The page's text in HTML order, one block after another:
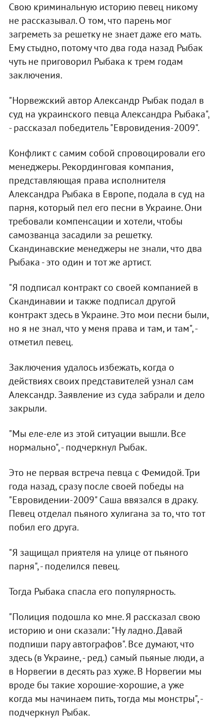
Свою криминальную историю певец никому
не рассказывал. О том, что парень мог
загреметь за решетку не знает даже его мать.
Ему стыдно, потому что два года назад Рыбак
чуть не приговорил Рыбака к трем годам
заключения.
"Норвежский автор Александр Рыбак подал в
суд на украинского певца Александра Рыбака",
- рассказал победитель "Евровидения-2009".
Конфликт с самим собой спровоцировали его
менеджеры. Рекординговая компания,
представляющая права исполнителя
Александра Рыбака в Европе, подала в суд на
парня, который пел его песни в Украине. Они
требовали компенсации и хотели, чтобы
самозванца засадили за решетку.
Скандинавские менеджеры не знали, что два
Рыбака - это один и тот же артист.
"Я подписал контракт со своей компанией в
Скандинавии и также подписал другой
контракт здесь в Украине. Это мои песни были,
но я не знал, что у меня права и там, и там", -
отметил певец.
Заключения удалось избежать, когда о
действиях своих представителей узнал сам
Александр. Заявление из суда забрали и дело
закрыли.
"Мы еле-еле из этой ситуации вышли. Все
нормально", - подчеркнул Рыбак.
Это не первая встреча певца с Фемидой. Три
года назад, сразу после своей победы на
"Евровидении-2009" Саша ввязался в драку.
Певец отделал пьяного хулигана за то, что тот
побил его друга.
"Я защищал приятеля на улице от пьяного
парня", - поделился певец.
Тогда Рыбака спасла его популярность.
"Полиция подошла ко мне. Я рассказал свою
историю и они сказали: "Ну ладно. Давай
подпиши пару автографов". Все думают, что
здесь (в Украине, - ред.) самый пьяные люди, а
в Норвегии в десять раз хуже. В Норвегии мы
вроде бы такие хорошие-хорошие, а уже
когда мы начинаем пить, тогда мы монстры", -
подчеркнул Рыбак.